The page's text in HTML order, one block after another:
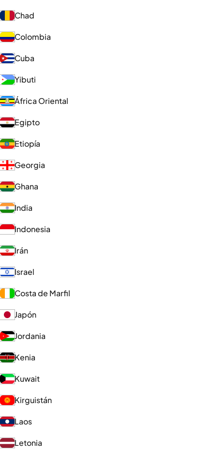
Chad
Colombia
Cuba
Yibuti
África Oriental
Egipto
Etiopía
Georgia
Ghana
India
Indonesia
Irán
Israel
Costa de Marfil
Japón
Jordania
Kenia
Kuwait
Kirguistán
Laos
Letonia